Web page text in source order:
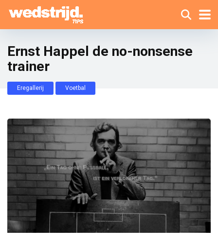
Ernst Happel de no-nonsense
trainer
Eregallerij Voetbal